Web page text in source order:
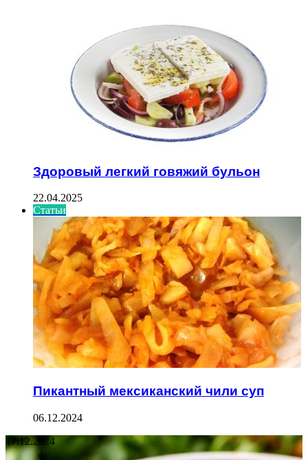
Здоровый легкий говяжий бульон
22.04.2025
Статьи
Пикантный мексиканский чили суп
06.12.2024
17.12.2024